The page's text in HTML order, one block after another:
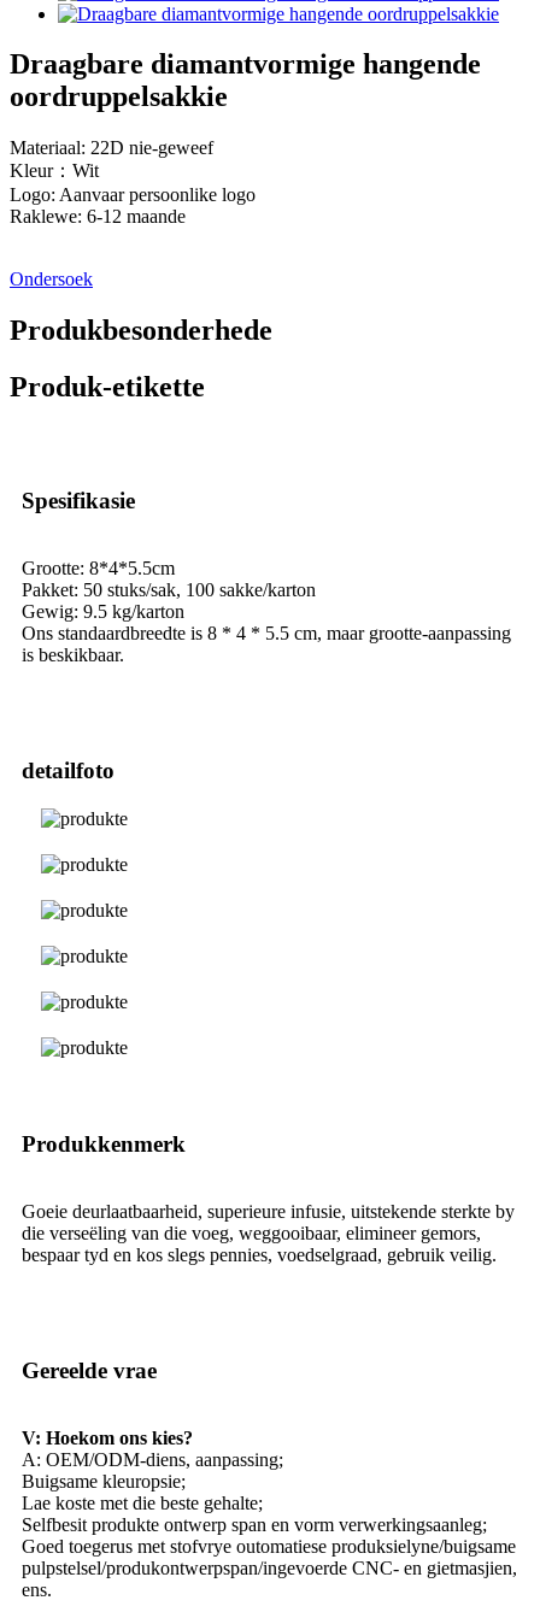
Draagbare diamantvormige hangende
oordruppelsakkie
Materiaal: 22D nie-geweef
Kleur：Wit
Logo: Aanvaar persoonlike logo
Raklewe: 6-12 maande
Ondersoek
Produkbesonderhede
Produk-etikette
Spesifikasie
Grootte: 8*4*5.5cm
Pakket: 50 stuks/sak, 100 sakke/karton
Gewig: 9.5 kg/karton
Ons standaardbreedte is 8 * 4 * 5.5 cm, maar grootte-aanpassing
is beskikbaar.
detailfoto
Produkkenmerk
Goeie deurlaatbaarheid, superieure infusie, uitstekende sterkte by
die verseëling van die voeg, weggooibaar, elimineer gemors,
bespaar tyd en kos slegs pennies, voedselgraad, gebruik veilig.
Gereelde vrae
V: Hoekom ons kies?
A: OEM/ODM-diens, aanpassing;
Buigsame kleuropsie;
Lae koste met die beste gehalte;
Selfbesit produkte ontwerp span en vorm verwerkingsaanleg;
Goed toegerus met stofvrye outomatiese produksielyne/buigsame
pulpstelsel/produkontwerpspan/ingevoerde CNC- en gietmasjien,
ens.